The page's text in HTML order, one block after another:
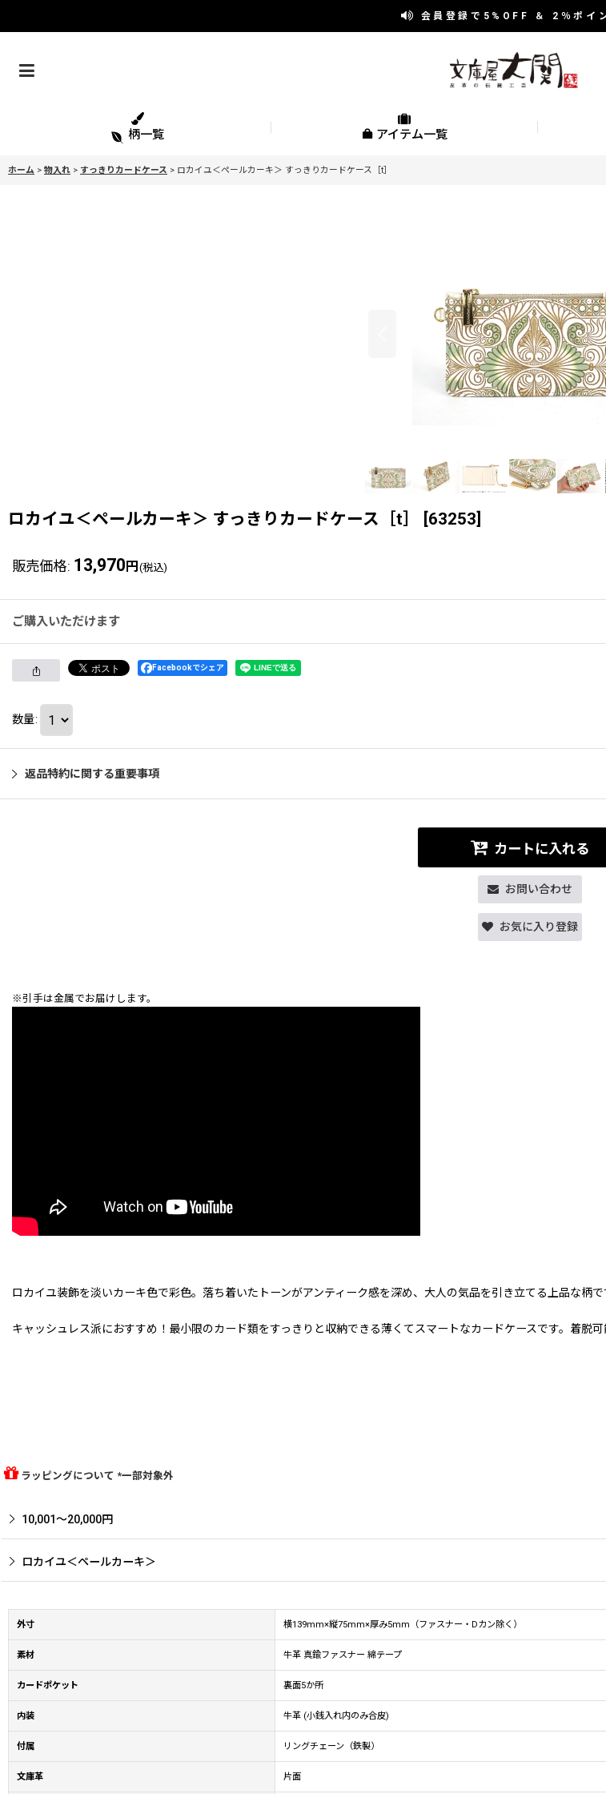
会員登録で 5%OFF ＆ 2％ポイ
柄一覧 アイテム一覧
ホーム > 物入れ > すっきりカードケース > ロカイユ＜ペールカーキ＞ すっきりカードケース［t］
ロカイユ＜ペールカーキ＞ すっきりカードケース［t］ 63253
販売価格: 13,970 円 (税込)
ご購入いただけます
Facebookでシェア
数量:
返品特約に関する重要事項
カートに入れる
お問い合わせ
お気に入り登録
※引手は金属でお届けします。
ロカイユ装飾を淡いカーキ色で彩色。落ち着いたトーンがアンティーク感を深め、大人の気品を引き立てる上品な柄で
キャッシュレス派におすすめ！最小限のカード類をすっきりと収納できる薄くてスマートなカードケースです。着脱
ラッピングについて *一部対象外
10,001〜20,000円
ロカイユ＜ペールカーキ＞
外寸 横139mm×縦75mm×厚み5mm（ファスナー・Dカン除く）
素材 牛革 真鍮ファスナー 綿テープ
カードポケット 裏面5か所
内装 牛革 (小銭入れ内のみ合皮)
付属 リングチェーン（鉄製）
文庫革 片面